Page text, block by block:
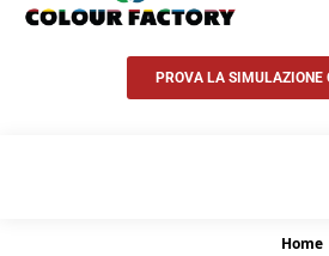
PROVA LA SIMULAZIONE
Home